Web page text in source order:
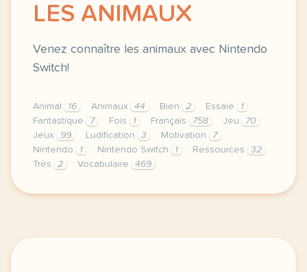
LES ANIMAUX
Venez connaître les animaux avec Nintendo
Switch!
Animal 16 Animaux 44 Bien 2 Essaie
1
Fantastique
7 Fois 1 Français 758 Jeu
70
Jeux
99 Ludification 3 Motivation
7
Nintendo
1 Nintendo Switch 1 Ressources
32
Très
2 Vocabulaire 469
booonjour a tous comment allez vous je ne sais